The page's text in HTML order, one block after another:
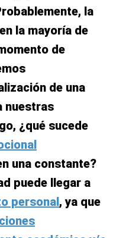
la
la mayoría de
de
de una
nuestras
¿qué sucede
una constante?
puede llegar a
personal, ya que